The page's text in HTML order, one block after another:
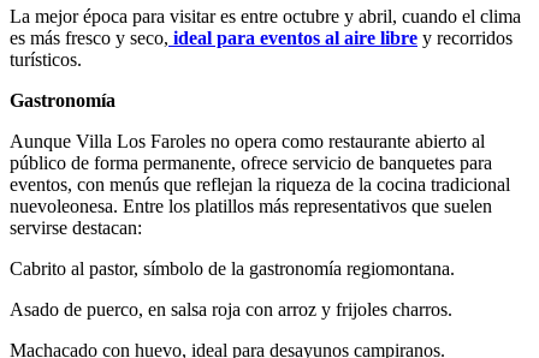
La mejor época para visitar es entre octubre y abril, cuando el clima
es más fresco y seco, ideal para eventos al aire libre y recorridos
turísticos.
Gastronomía
Aunque Villa Los Faroles no opera como restaurante abierto al
público de forma permanente, ofrece servicio de banquetes para
eventos, con menús que reflejan la riqueza de la cocina tradicional
nuevoleonesa. Entre los platillos más representativos que suelen
servirse destacan:
Cabrito al pastor, símbolo de la gastronomía regiomontana.
Asado de puerco, en salsa roja con arroz y frijoles charros.
Machacado con huevo, ideal para desayunos campiranos.